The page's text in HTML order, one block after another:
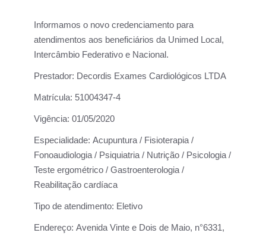
Informamos o novo credenciamento para
atendimentos aos beneficiários da Unimed Local,
Intercâmbio Federativo e Nacional.
Prestador: Decordis Exames Cardiológicos LTDA
Matrícula: 51004347-4
Vigência: 01/05/2020
Especialidade: Acupuntura / Fisioterapia /
Fonoaudiologia / Psiquiatria / Nutrição / Psicologia /
Teste ergométrico / Gastroenterologia /
Reabilitação cardíaca
Tipo de atendimento: Eletivo
Endereço: Avenida Vinte e Dois de Maio, n°6331,